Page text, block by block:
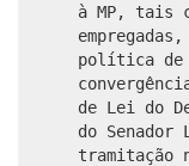
à MP, tais
política de
de Lei do
do Senador
tramitação